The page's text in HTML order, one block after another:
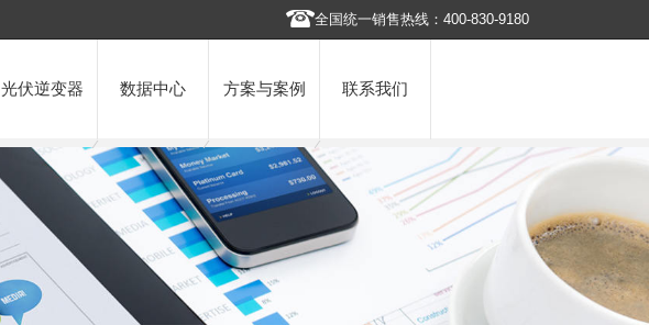
全国统一销售热线：400-830-9180
光伏逆变器 数据中心 方案与案例 联系我们